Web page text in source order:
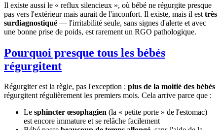
Il existe aussi le « reflux silencieux », où bébé ne régurgite presque
pas vers l'extérieur mais aurait de l'inconfort. Il existe, mais il est très
surdiagnostiqué — l'irritabilité seule, sans signes d'alerte et avec
une bonne prise de poids, est rarement un RGO pathologique.
Pourquoi presque tous les bébés
régurgitent
Régurgiter est la règle, pas l'exception : plus de la moitié des bébés
régurgitent régulièrement les premiers mois. Cela arrive parce que :
Le sphincter œsophagien (la « petite porte » de l'estomac)
est encore immature et se relâche facilement